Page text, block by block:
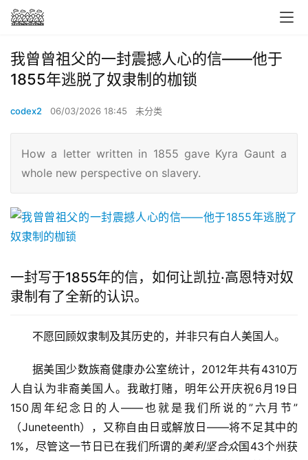
我曾曾祖父的一封震撼人心的信——他于
1855年逃脱了奴隶制的枷锁
codex2 06/03/2026 18:45 未分类
How a letter written in 1855 gave Kyra Gaunt a
whole new perspective on slavery.
一封写于1855年的信，如何让凯拉·高恩特对奴
隶制有了全新的认识。
不愿回顾奴隶制及其历史的，并非只有白人美国人。
据美国少数族裔健康办公室统计，2012年共有4310万
人自认为非裔美国人。我敢打赌，明年公开庆祝6月19日
150周年纪念日的人——也就是我们所说的”六月节”
（Juneteenth），又称自由日或解放日——将不足其中的
1%，尽管这一节日已在我们所谓的美利坚合众国43个州获